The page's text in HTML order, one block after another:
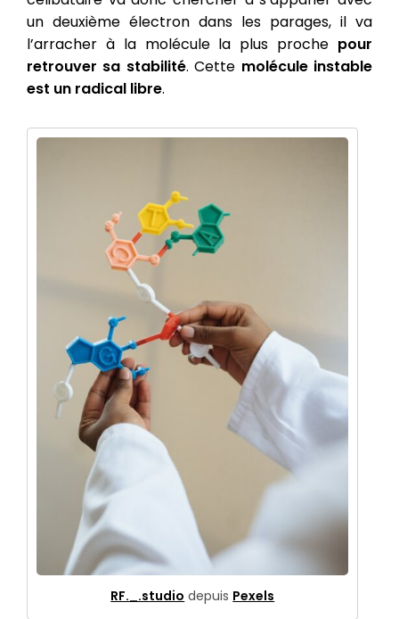
un deuxième électron dans les parages, il va
l’arracher à la molécule la plus proche pour
retrouver sa stabilité. Cette molécule instable
est un radical libre.
RF._.studio depuis Pexels